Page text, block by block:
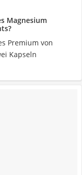
Magnesium
Premium von
Kapseln